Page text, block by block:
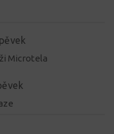
Microtela